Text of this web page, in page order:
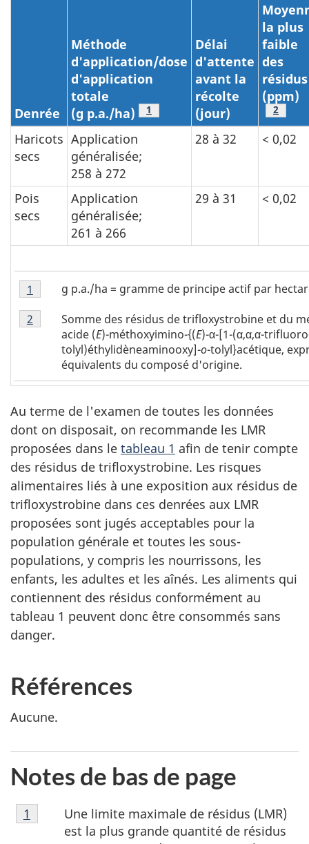
Denrée
Méthode
d'application/dose
d'application
totale
(g p.a./ha)
Tableau A1 Note Footnote
1
Délai
d'attente
avant la
récolte
(jour)
la plus
faible
des
résidus
(ppm)
2
Haricots
secs
Application
généralisée;
258 à 272
28 à 32 < 0,02
Pois
secs
Application
généralisée;
261 à 266
29 à 31 < 0,02
Tableau
A1
Note
g p.a./ha = gramme de principe actif par
Retour à la référence Tableau A1 Note
1
Tableau
A1
Somme des résidus de trifloxystrobine et du
acide (E)-méthoxyimino-{(E)-α-[1-(α,α,α-
tolyl)éthylidèneaminooxy]-o-tolyl}acétique,
équivalents du composé d'origine.
Retour à la référence Tableau A1 Note
2
Au terme de l'examen de toutes les données
dont on disposait, on recommande les LMR
proposées dans le tableau 1 afin de tenir compte
des résidus de trifloxystrobine. Les risques
alimentaires liés à une exposition aux résidus de
trifloxystrobine dans ces denrées aux LMR
proposées sont jugés acceptables pour la
population générale et toutes les sous-
populations, y compris les nourrissons, les
enfants, les adultes et les aînés. Les aliments qui
contiennent des résidus conformément au
tableau 1 peuvent donc être consommés sans
danger.
Références
Aucune.
Notes de bas de page
Notes
de
Une limite maximale de résidus (LMR)
est la plus grande quantité de résidus
Retour à la référence de la note de bas de page
1